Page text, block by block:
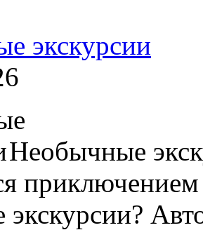
экскурсии
Необычные